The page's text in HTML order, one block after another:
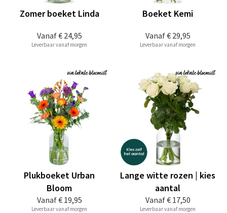
Vanaf€ 24,95
Zomer boeket Linda
Leverbaar vanaf morgen
Vanaf€ 29,95
Boeket Kemi
Leverbaar vanaf morgen
Vanaf€ 19,95
Plukboeket Urban
Bloom
Leverbaar vanaf morgen
Vanaf€ 17,50
Lange witte rozen | kies
aantal
Leverbaar vanaf morgen